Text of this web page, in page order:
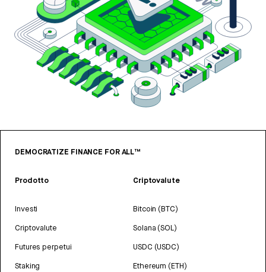
DEMOCRATIZE FINANCE FOR ALL™
Prodotto
Investi
Criptovalute
Futures perpetui
Staking
Criptovalute
Bitcoin (BTC)
Solana (SOL)
USDC (USDC)
Ethereum (ETH)